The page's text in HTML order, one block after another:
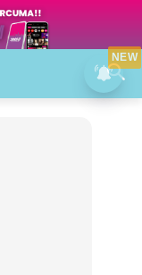
NEW